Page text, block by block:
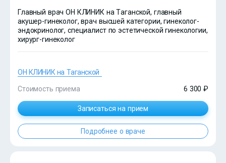
Главный врач ОН КЛИНИК на Таганской, главный
акушер-гинеколог, врач высшей категории, гинеколог-
эндокринолог, специалист по эстетической гинекологии,
хирург-гинеколог
ОН КЛИНИК на Таганской
Стоимость приема 6 300 ₽
Записаться на прием
Подробнее о враче